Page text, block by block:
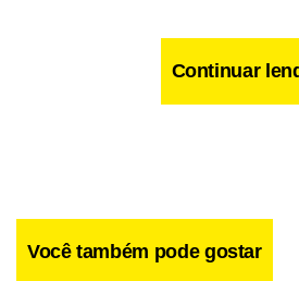
Continuar
Você também pode gostar